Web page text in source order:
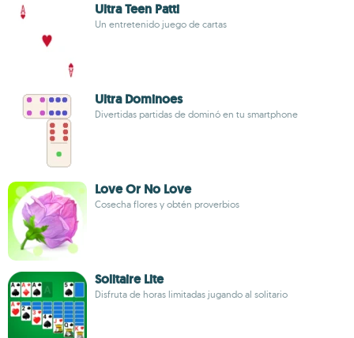
Ultra Teen Patti
Un entretenido juego de cartas
Ultra Dominoes
Divertidas partidas de dominó en tu smartphone
Love Or No Love
Cosecha flores y obtén proverbios
Solitaire Lite
Disfruta de horas limitadas jugando al solitario